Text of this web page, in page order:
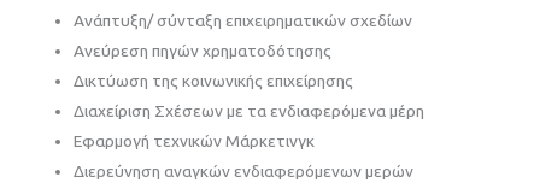
Ανάπτυξη/ σύνταξη επιχειρηματικών σχεδίων
Ανεύρεση πηγών χρηματοδότησης
Δικτύωση της κοινωνικής επιχείρησης
Διαχείριση Σχέσεων με τα ενδιαφερόμενα μέρη
Εφαρμογή τεχνικών Μάρκετινγκ
Διερεύνηση αναγκών ενδιαφερόμενων μερών